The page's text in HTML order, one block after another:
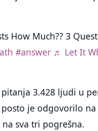
How Much?? 3
#answer ♬ Let It
3.428 ljudi u
je odgovorilo
sva tri pogrešna.